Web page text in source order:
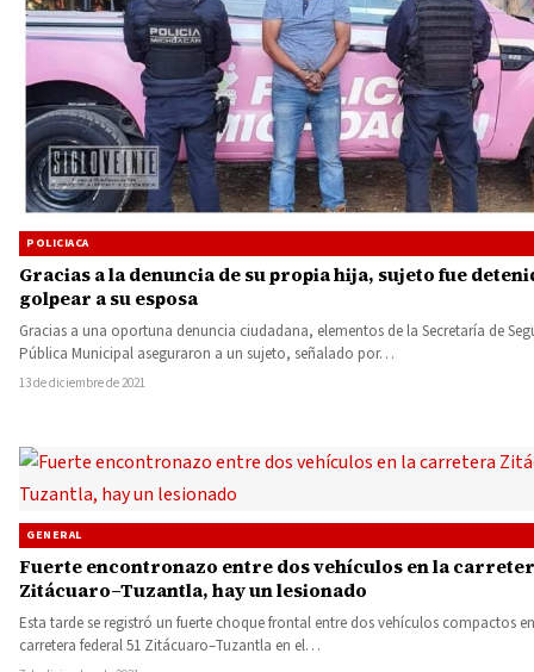
POLICIACA
Gracias a la denuncia de su propia hija, sujeto fue
golpear a su esposa
Gracias a una oportuna denuncia ciudadana, elementos de la Secretaría de
Pública Municipal aseguraron a un sujeto, señalado por…
13 de diciembre de 2021
GENERAL
Fuerte encontronazo entre dos vehículos en la
Zitácuaro–Tuzantla, hay un lesionado
Esta tarde se registró un fuerte choque frontal entre dos vehículos compactos
carretera federal 51 Zitácuaro–Tuzantla en el…